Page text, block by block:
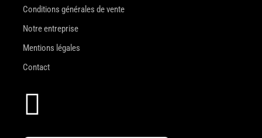
Conditions générales de vente
Notre entreprise
Mentions légales
Contact
